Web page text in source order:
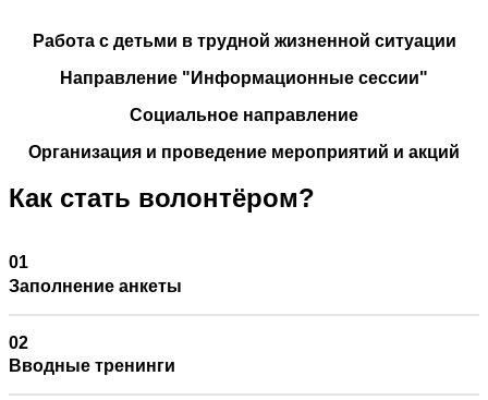
Работа с детьми в трудной жизненной ситуации
Направление "Информационные сессии"
Социальное направление
Организация и проведение мероприятий и акций
Как стать волонтёром?
Заполнение анкеты
Вводные тренинги